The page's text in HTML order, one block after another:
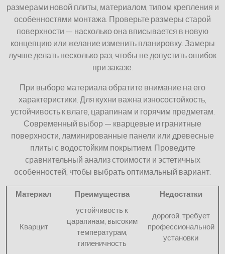
размерами новой плиты, материалом, типом крепления и
особенностями монтажа. Проверьте размеры старой
поверхности — насколько она вписывается в новую
концепцию или желание изменить планировку. Замеры
лучше делать несколько раз, чтобы не допустить ошибок
при заказе.
При выборе материала обратите внимание на его
характеристики. Для кухни важна износостойкость,
устойчивость к влаге, царапинам и горячим предметам.
Современный выбор — кварцевые и гранитные
поверхности, ламинированные панели или древесные
плиты с водостойким покрытием. Проведите
сравнительный анализ стоимости и эстетичных
особенностей, чтобы выбрать оптимальный вариант.
Материал Преимущества Недостатки
Кварцит
устойчивость к
царапинам, высоким
температурам,
гигиеничность
дорогой, требует
профессиональной
установки